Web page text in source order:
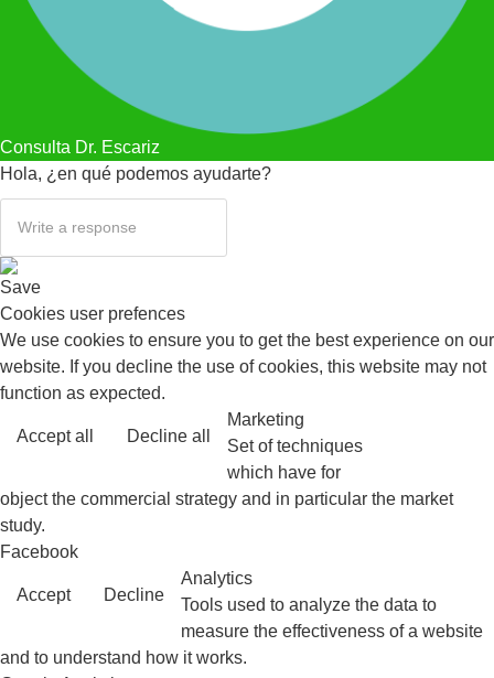
Consulta Dr. Escariz
Hola, ¿en qué podemos ayudarte?
Save
Cookies user prefences
We use cookies to ensure you to get the best experience on our
website. If you decline the use of cookies, this website may not
function as expected.
Accept all Decline all
Marketing
Set of techniques
which have for
object the commercial strategy and in particular the market
study.
Facebook
Accept Decline
Analytics
Tools used to analyze the data to
measure the effectiveness of a website
and to understand how it works.